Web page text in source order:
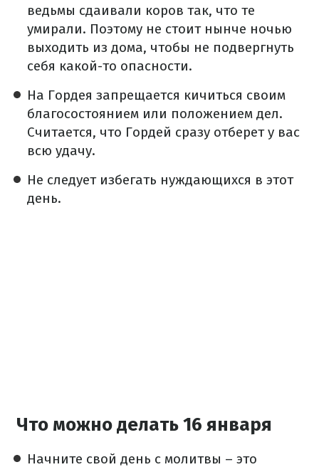
ведьмы сдаивали коров так, что те
умирали. Поэтому не стоит нынче ночью
выходить из дома, чтобы не подвергнуть
себя какой-то опасности.
На Гордея запрещается кичиться своим
благосостоянием или положением дел.
Считается, что Гордей сразу отберет у вас
всю удачу.
Не следует избегать нуждающихся в этот
день.
Что можно делать 16 января
Начните свой день с молитвы – это